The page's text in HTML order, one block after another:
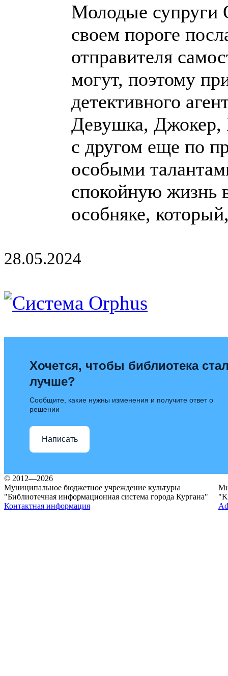
Молодые супруги
своем пороге
отправителя
могут, поэтому
детективного
Девушка, Джокер,
с другом еще по
особыми
спокойную жизнь
особняке,
28.05.2024
Хочется, чтобы библиотека
лучше?
Сообщите, какие нужны изменения и получите ответ о
решении
Написать
© 2012—2026
Муниципальное бюджетное учреждение культуры
"Библиотечная информационная система города Кургана"
Контактная информация